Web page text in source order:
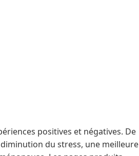
positives et négatives. De
du stress, une meilleure